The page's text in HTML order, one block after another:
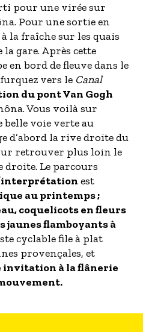
pour une virée sur
Pour une sortie en
la fraîche sur les quais
gare. Après cette
en bord de fleuve dans le
vers le Canal
du pont Van Gogh
Vous voilà sur
belle voie verte au
d’abord la rive droite du
retrouver plus loin le
droite. Le parcours
est
au printemps ;
coquelicots en fleurs
jaunes flamboyants à
cyclable file à plat
provençales, et
invitation à la flânerie